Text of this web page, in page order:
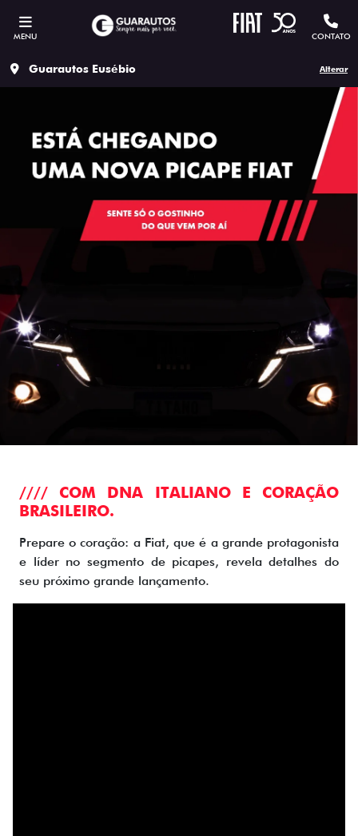
MENU CONTATO
Guarautos Eusébio Alterar
//// COM DNA ITALIANO E CORAÇÃO
BRASILEIRO.
Prepare o coração: a Fiat, que é a grande protagonista
e líder no segmento de picapes, revela detalhes do
seu próximo grande lançamento.